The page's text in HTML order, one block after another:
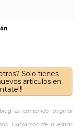
Solo tienes
artículos en
es contenido original
Hablamos de nuestras